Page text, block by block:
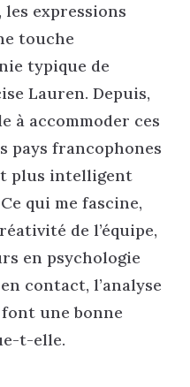
expressions
touche
typique de
Lauren. Depuis,
à accommoder ces
pays francophones
plus intelligent
qui me fascine,
de l’équipe,
en psychologie
contact, l’analyse
une bonne
t-elle.